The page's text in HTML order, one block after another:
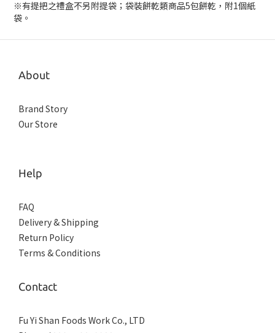
※有提把之禮盒不另附提袋；袋裝餅乾類商品5包餅乾，附1個紙
袋。
About
Brand Story
Our Store
Help
FAQ
Delivery & Shipping
Return Policy
Terms & Conditions
Contact
Fu Yi Shan Foods Work Co., LTD